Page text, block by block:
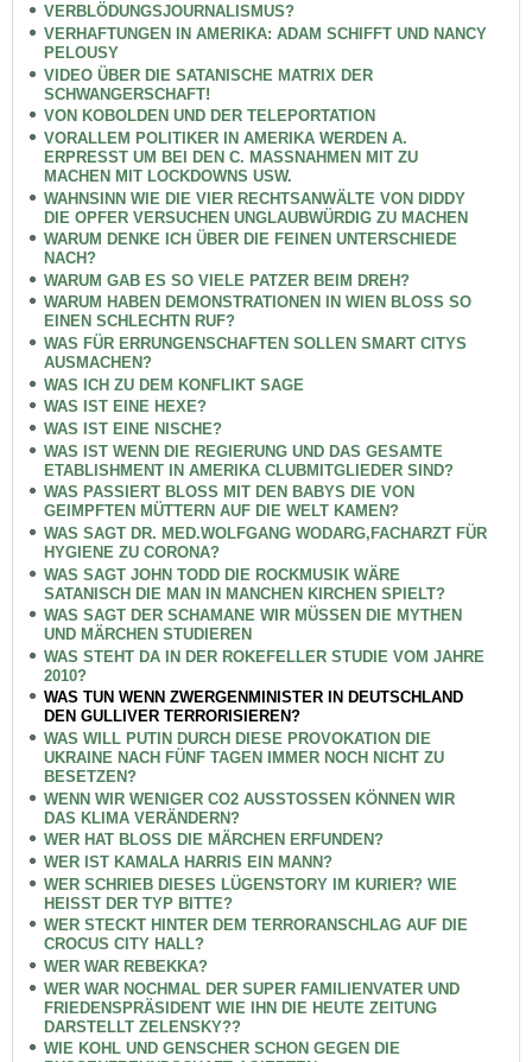
VERBLÖDUNGSJOURNALISMUS?
VERHAFTUNGEN IN AMERIKA: ADAM SCHIFFT UND NANCY
PELOUSY
VIDEO ÜBER DIE SATANISCHE MATRIX DER
SCHWANGERSCHAFT!
VON KOBOLDEN UND DER TELEPORTATION
VORALLEM POLITIKER IN AMERIKA WERDEN A.
ERPRESST UM BEI DEN C. MASSNAHMEN MIT ZU
MACHEN MIT LOCKDOWNS USW.
WAHNSINN WIE DIE VIER RECHTSANWÄLTE VON DIDDY
DIE OPFER VERSUCHEN UNGLAUBWÜRDIG ZU MACHEN
WARUM DENKE ICH ÜBER DIE FEINEN UNTERSCHIEDE
NACH?
WARUM GAB ES SO VIELE PATZER BEIM DREH?
WARUM HABEN DEMONSTRATIONEN IN WIEN BLOSS SO
EINEN SCHLECHTN RUF?
WAS FÜR ERRUNGENSCHAFTEN SOLLEN SMART CITYS
AUSMACHEN?
WAS ICH ZU DEM KONFLIKT SAGE
WAS IST EINE HEXE?
WAS IST EINE NISCHE?
WAS IST WENN DIE REGIERUNG UND DAS GESAMTE
ETABLISHMENT IN AMERIKA CLUBMITGLIEDER SIND?
WAS PASSIERT BLOSS MIT DEN BABYS DIE VON
GEIMPFTEN MÜTTERN AUF DIE WELT KAMEN?
WAS SAGT DR. MED.WOLFGANG WODARG,FACHARZT FÜR
HYGIENE ZU CORONA?
WAS SAGT JOHN TODD DIE ROCKMUSIK WÄRE
SATANISCH DIE MAN IN MANCHEN KIRCHEN SPIELT?
WAS SAGT DER SCHAMANE WIR MÜSSEN DIE MYTHEN
UND MÄRCHEN STUDIEREN
WAS STEHT DA IN DER ROKEFELLER STUDIE VOM JAHRE
2010?
WAS TUN WENN ZWERGENMINISTER IN DEUTSCHLAND
DEN GULLIVER TERRORISIEREN?
WAS WILL PUTIN DURCH DIESE PROVOKATION DIE
UKRAINE NACH FÜNF TAGEN IMMER NOCH NICHT ZU
BESETZEN?
WENN WIR WENIGER CO2 AUSSTOSSEN KÖNNEN WIR
DAS KLIMA VERÄNDERN?
WER HAT BLOSS DIE MÄRCHEN ERFUNDEN?
WER IST KAMALA HARRIS EIN MANN?
WER SCHRIEB DIESES LÜGENSTORY IM KURIER? WIE
HEISST DER TYP BITTE?
WER STECKT HINTER DEM TERRORANSCHLAG AUF DIE
CROCUS CITY HALL?
WER WAR REBEKKA?
WER WAR NOCHMAL DER SUPER FAMILIENVATER UND
FRIEDENSPRÄSIDENT WIE IHN DIE HEUTE ZEITUNG
DARSTELLT ZELENSKY??
WIE KOHL UND GENSCHER SCHON GEGEN DIE